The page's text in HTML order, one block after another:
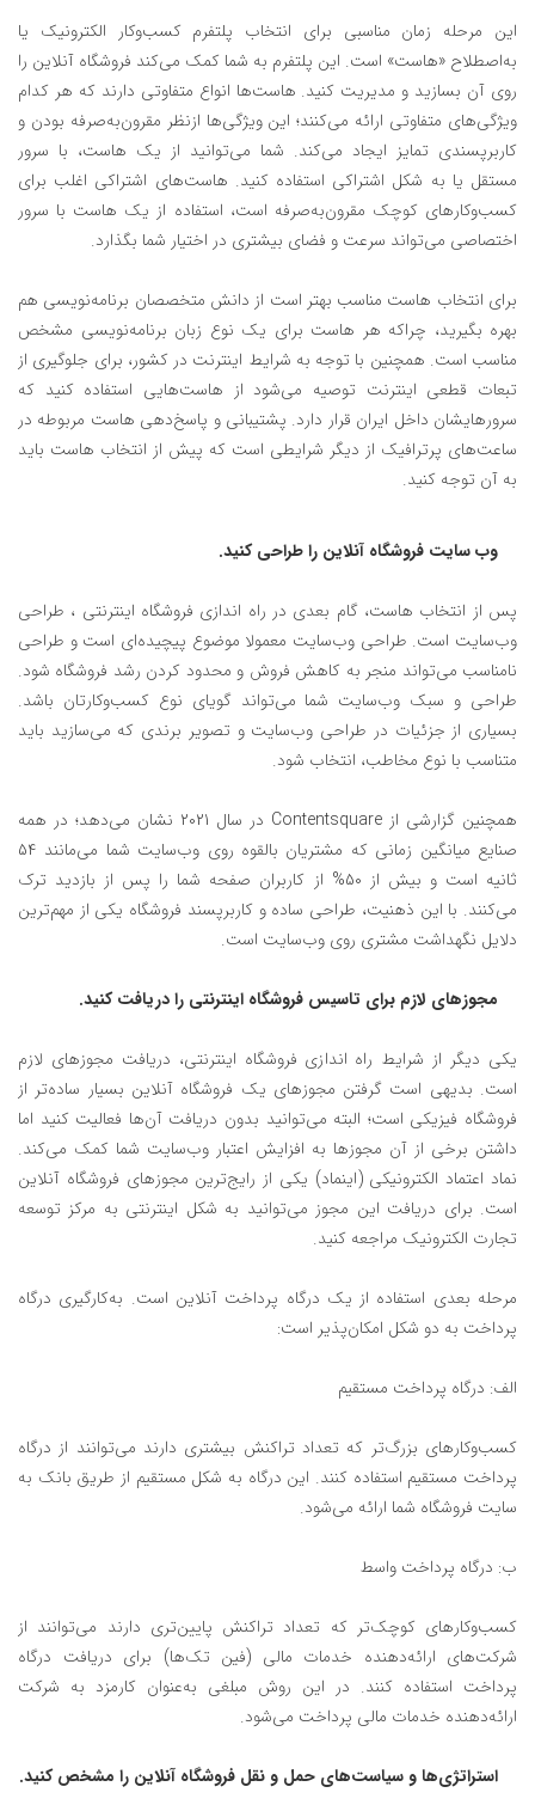
این مرحله زمان مناسبی برای انتخاب پلتفرم کسب‌وکار الکترونیک یا
به‌اصطلاح «هاست» است. این پلتفرم به شما کمک می‌کند فروشگاه آنلاین را
روی آن بسازید و مدیریت کنید. هاست‌ها انواع متفاوتی دارند که هر کدام
ویژگی‌های متفاوتی ارائه می‌کنند؛ این ویژگی‌ها ازنظر مقرون‌به‌صرفه بودن و
کاربرپسندی تمایز ایجاد می‌کند. شما می‌توانید از یک هاست، با سرور
مستقل یا به شکل اشتراکی استفاده کنید. هاست‌های اشتراکی اغلب برای
کسب‌و‌کار‌های کوچک مقرون‌به‌صرفه است، استفاده از یک هاست با سرور
اختصاصی می‌تواند سرعت و فضای بیشتری در اختیار شما بگذارد.
برای انتخاب هاست مناسب بهتر است از دانش متخصصان برنامه‌نویسی هم
بهره بگیرید، چراکه هر هاست برای یک نوع زبان برنامه‌نویسی مشخص
مناسب است. همچنین با توجه به شرایط اینترنت در کشور، برای جلوگیری از
تبعات قطعی اینترنت توصیه می‌شود از هاست‌هایی استفاده کنید که
سرورهایشان داخل ایران قرار دارد. پشتیبانی و پاسخ‌دهی هاست مربوطه در
ساعت‌های پرترافیک از دیگر شرایطی است که پیش از انتخاب هاست باید
به آن توجه کنید.
وب‌ سایت فروشگاه آنلاین را طراحی کنید.
پس از انتخاب هاست، گام بعدی در راه اندازی فروشگاه اینترنتی ، طراحی
وب‌سایت است. طراحی وب‌سایت معمولا موضوع پیچیده‌ای است و طراحی
نامناسب می‌تواند منجر به کاهش فروش و محدود کردن رشد فروشگاه شود.
طراحی و سبک وب‌سایت شما می‌تواند گویای نوع کسب‌وکارتان باشد.
بسیاری از جزئیات در طراحی وب‌سایت و تصویر برندی که می‌سازید باید
متناسب با نوع مخاطب، انتخاب شود.
همچنین گزارشی از Contentsquare در سال 2021 نشان می‌دهد؛ در همه
صنایع میانگین زمانی که مشتریان بالقوه روی وب‌سایت شما می‌مانند 54
ثانیه است و بیش از 50% از کاربران صفحه شما را پس از بازدید ترک
می‌کنند. با این ذهنیت، طراحی ساده و کاربرپسند فروشگاه یکی از مهم‌ترین
دلایل نگهداشت مشتری روی وب‌سایت است.
مجوز‌های لازم برای تاسیس فروشگاه اینترنتی را دریافت کنید.
یکی دیگر از شرایط راه اندازی فروشگاه اینترنتی، دریافت مجوزهای لازم
است. بدیهی است گرفتن مجوزهای یک فروشگاه آنلاین بسیار ساده‌تر از
فروشگاه فیزیکی است؛ البته می‌توانید بدون دریافت آن‌ها فعالیت کنید اما
داشتن برخی از آن مجوز‌ها به افزایش اعتبار وب‌سایت شما کمک می‌کند.
نماد اعتماد الکترونیکی (اینماد) یکی از رایج‌ترین مجوز‌های فروشگاه آنلاین
است. برای دریافت این مجوز می‌توانید به شکل اینترنتی به مرکز توسعه
تجارت الکترونیک مراجعه کنید.
مرحله بعدی استفاده از یک درگاه پرداخت آنلاین است. به‌کارگیری درگاه
پرداخت به دو شکل امکان‌پذیر است:
الف: درگاه پرداخت مستقیم
کسب‌وکارهای بزرگ‌تر که تعداد تراکنش بیشتری دارند می‌توانند از درگاه
پرداخت مستقیم استفاده کنند. این درگاه به شکل مستقیم از طریق بانک به
سایت فروشگاه شما ارائه می‌شود.
ب: درگاه پرداخت واسط
کسب‌وکارهای کوچک‌تر که تعداد تراکنش پایین‌تری دارند می‌توانند از
شرکت‌های ارائه‌دهنده خدمات مالی (فین تک‌ها) برای دریافت درگاه
پرداخت استفاده کنند. در این روش مبلغی به‌عنوان کارمزد به شرکت
ارائه‌دهنده خدمات مالی پرداخت می‌شود.
استراتژی‌ها و سیاست‌های حمل‌ و نقل فروشگاه آنلاین را مشخص کنید.